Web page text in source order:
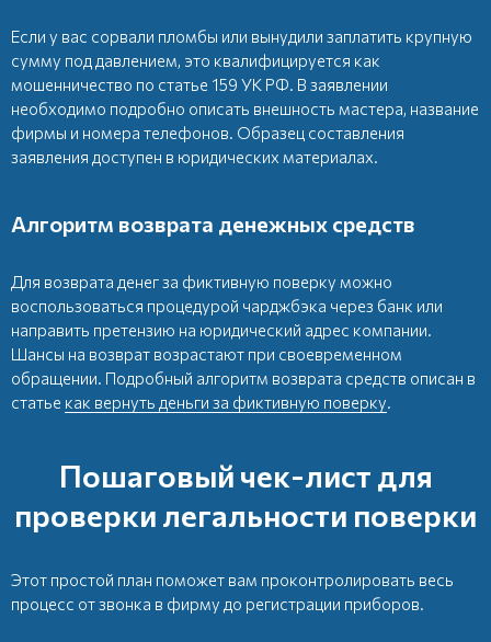
Если у вас сорвали пломбы или вынудили заплатить крупную
сумму под давлением, это квалифицируется как
мошенничество по статье 159 УК РФ. В заявлении
необходимо подробно описать внешность мастера, название
фирмы и номера телефонов. Образец составления
заявления доступен в юридических материалах.
Алгоритм возврата денежных средств
Для возврата денег за фиктивную поверку можно
воспользоваться процедурой чарджбэка через банк или
направить претензию на юридический адрес компании.
Шансы на возврат возрастают при своевременном
обращении. Подробный алгоритм возврата средств описан в
статье как вернуть деньги за фиктивную поверку.
Пошаговый чек-лист для
проверки легальности поверки
Этот простой план поможет вам проконтролировать весь
процесс от звонка в фирму до регистрации приборов.